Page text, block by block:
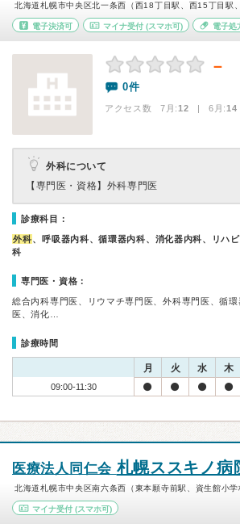
北海道札幌市中央区北一条西（西18丁目駅、西15丁目駅
電子決済可 マイナ受付(スマホ可) 電子処
－
0件
アクセス数 7月:12 | 6月:14
外科について
【専門医・資格】 外科専門医
診療科目：
外科、呼吸器内科、循環器内科、消化器内科、リハ
科
専門医・資格：
総合内科専門医、リウマチ専門医、外科専門医、循
医、消化…
診療時間
月 火 水 木
09:00-11:30
医療法人同仁会 札幌ススキノ病
北海道札幌市中央区南六条西（東本願寺前駅、資生館小学
マイナ受付 (スマホ可)